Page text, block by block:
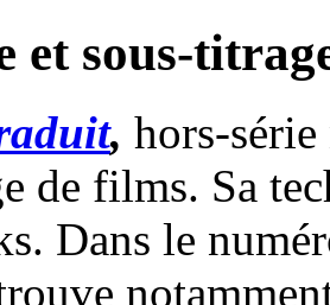
et sous-
, hors-
de films. Sa
Dans le